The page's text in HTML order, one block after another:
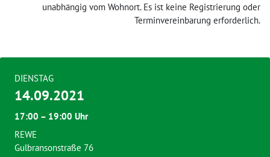
unabhängig vom Wohnort. Es ist keine Registrierung oder
Terminvereinbarung erforderlich.
DIENSTAG
14.09.2021
17:00 – 19:00 Uhr
REWE
Gulbransonstraße 76